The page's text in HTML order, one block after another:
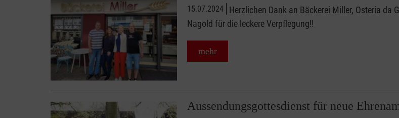
15.07.2024
Herzlichen Dank an Bäckerei Miller, Osteria da
Nagold für die leckere Verpflegung!!
mehr
Aussendungsgottesdienst für neue